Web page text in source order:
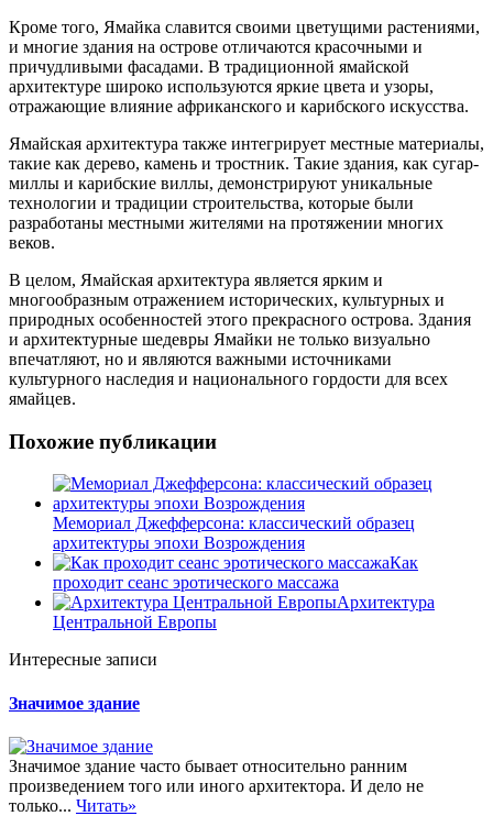
Кроме того, Ямайка славится своими цветущими растениями,
и многие здания на острове отличаются красочными и
причудливыми фасадами. В традиционной ямайской
архитектуре широко используются яркие цвета и узоры,
отражающие влияние африканского и карибского искусства.
Ямайская архитектура также интегрирует местные материалы,
такие как дерево, камень и тростник. Такие здания, как сугар-
миллы и карибские виллы, демонстрируют уникальные
технологии и традиции строительства, которые были
разработаны местными жителями на протяжении многих
веков.
В целом, Ямайская архитектура является ярким и
многообразным отражением исторических, культурных и
природных особенностей этого прекрасного острова. Здания
и архитектурные шедевры Ямайки не только визуально
впечатляют, но и являются важными источниками
культурного наследия и национального гордости для всех
ямайцев.
Похожие публикации
Мемориал Джефферсона: классический образец
архитектуры эпохи Возрождения
Как
проходит сеанс эротического массажа
Архитектура
Центральной Европы
Интересные записи
Значимое здание
Значимое здание часто бывает относительно ранним
произведением того или иного архитектора. И дело не
только... Читать»